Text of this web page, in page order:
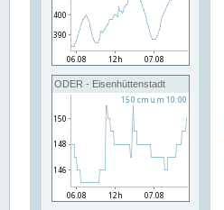
ODER - Eisenhüttenstadt